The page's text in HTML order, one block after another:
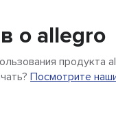
о allegro
Посмотрите